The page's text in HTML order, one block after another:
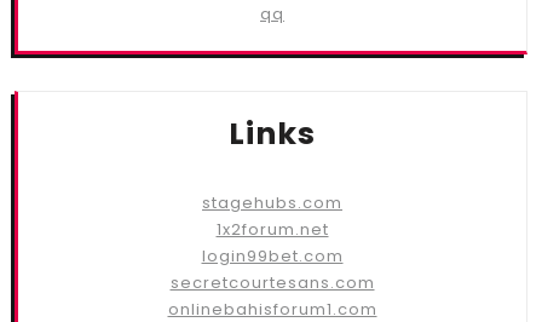
qq
Links
stagehubs.com
1x2forum.net
login99bet.com
secretcourtesans.com
onlinebahisforum1.com